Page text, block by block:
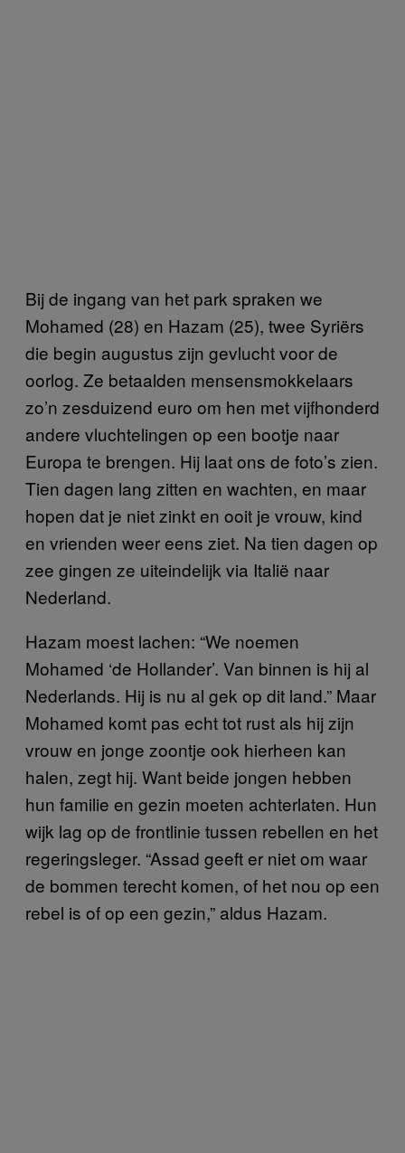
Bij de ingang van het park spraken we
Mohamed (28) en Hazam (25), twee Syriërs
die begin augustus zijn gevlucht voor de
oorlog. Ze betaalden mensensmokkelaars
zo’n zesduizend euro om hen met vijfhonderd
andere vluchtelingen op een bootje naar
Europa te brengen. Hij laat ons de foto’s zien.
Tien dagen lang zitten en wachten, en maar
hopen dat je niet zinkt en ooit je vrouw, kind
en vrienden weer eens ziet. Na tien dagen op
zee gingen ze uiteindelijk via Italië naar
Nederland.
Hazam moest lachen: “We noemen
Mohamed ‘de Hollander’. Van binnen is hij al
Nederlands. Hij is nu al gek op dit land.” Maar
Mohamed komt pas echt tot rust als hij zijn
vrouw en jonge zoontje ook hierheen kan
halen, zegt hij. Want beide jongen hebben
hun familie en gezin moeten achterlaten. Hun
wijk lag op de frontlinie tussen rebellen en het
regeringsleger. “Assad geeft er niet om waar
de bommen terecht komen, of het nou op een
rebel is of op een gezin,” aldus Hazam.